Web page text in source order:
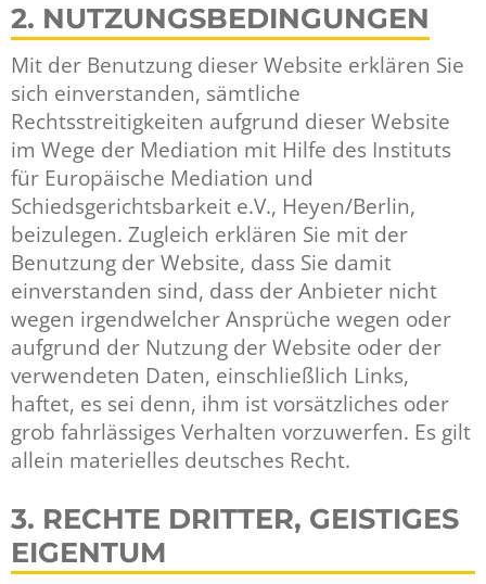
2. NUTZUNGSBEDINGUNGEN
Mit der Benutzung dieser Website erklären Sie
sich einverstanden, sämtliche
Rechtsstreitigkeiten aufgrund dieser Website
im Wege der Mediation mit Hilfe des Instituts
für Europäische Mediation und
Schiedsgerichtsbarkeit e.V., Heyen/Berlin,
beizulegen. Zugleich erklären Sie mit der
Benutzung der Website, dass Sie damit
einverstanden sind, dass der Anbieter nicht
wegen irgendwelcher Ansprüche wegen oder
aufgrund der Nutzung der Website oder der
verwendeten Daten, einschließlich Links,
haftet, es sei denn, ihm ist vorsätzliches oder
grob fahrlässiges Verhalten vorzuwerfen. Es gilt
allein materielles deutsches Recht.
3. RECHTE DRITTER, GEISTIGES
EIGENTUM